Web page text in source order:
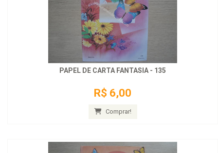
PAPEL DE CARTA FANTASIA - 135
R$ 6,00
Comprar!